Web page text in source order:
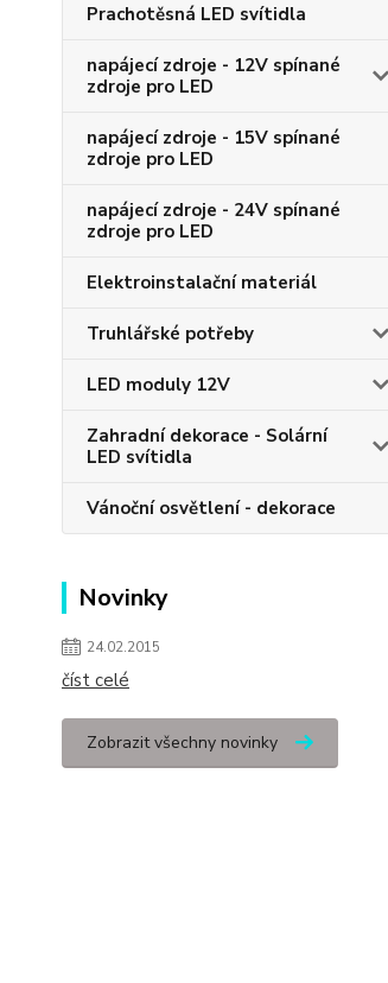
Prachotěsná LED svítidla
napájecí zdroje - 12V spínané
zdroje pro LED
napájecí zdroje - 15V spínané
zdroje pro LED
napájecí zdroje - 24V spínané
zdroje pro LED
Elektroinstalační materiál
Truhlářské potřeby
LED moduly 12V
Zahradní dekorace - Solární
LED svítidla
Vánoční osvětlení - dekorace
Novinky
24.02.2015
číst celé
Zobrazit všechny novinky